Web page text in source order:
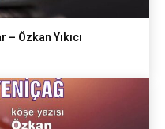
Özkan Yıkıcı